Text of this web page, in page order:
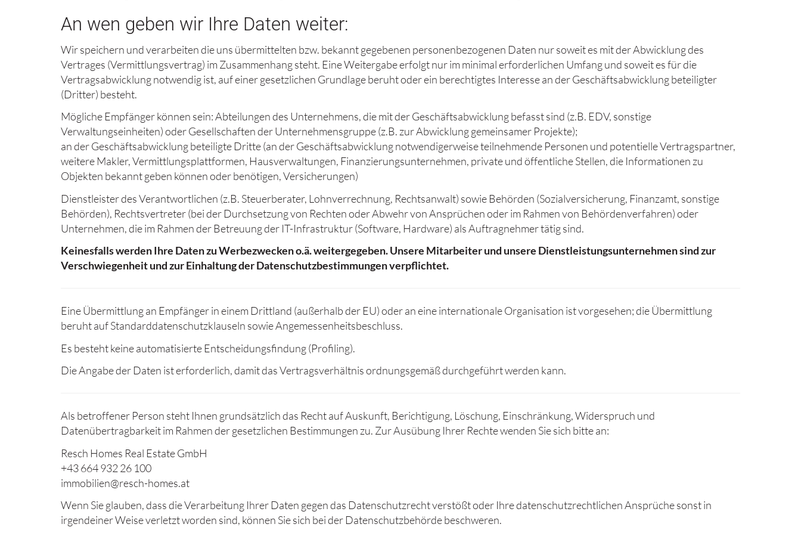
An wen geben wir Ihre Daten weiter:
Wir speichern und verarbeiten die uns übermittelten bzw. bekannt gegebenen personenbezogenen Daten nur soweit es mit der Abwicklung des
Vertrages (Vermittlungsvertrag) im Zusammenhang steht. Eine Weitergabe erfolgt nur im minimal erforderlichen Umfang und soweit es für die
Vertragsabwicklung notwendig ist, auf einer gesetzlichen Grundlage beruht oder ein berechtigtes Interesse an der Geschäftsabwicklung beteiligter
(Dritter) besteht.
Mögliche Empfänger können sein: Abteilungen des Unternehmens, die mit der Geschäftsabwicklung befasst sind (z.B. EDV, sonstige
Verwaltungseinheiten) oder Gesellschaften der Unternehmensgruppe (z.B. zur Abwicklung gemeinsamer Projekte);
an der Geschäftsabwicklung beteiligte Dritte (an der Geschäftsabwicklung notwendigerweise teilnehmende Personen und potentielle Vertragspartner,
weitere Makler, Vermittlungsplattformen, Hausverwaltungen, Finanzierungsunternehmen, private und öffentliche Stellen, die Informationen zu
Objekten bekannt geben können oder benötigen, Versicherungen)
Dienstleister des Verantwortlichen (z.B. Steuerberater, Lohnverrechnung, Rechtsanwalt) sowie Behörden (Sozialversicherung, Finanzamt, sonstige
Behörden), Rechtsvertreter (bei der Durchsetzung von Rechten oder Abwehr von Ansprüchen oder im Rahmen von Behördenverfahren) oder
Unternehmen, die im Rahmen der Betreuung der IT-Infrastruktur (Software, Hardware) als Auftragnehmer tätig sind.
Keinesfalls werden Ihre Daten zu Werbezwecken o.ä. weitergegeben. Unsere Mitarbeiter und unsere Dienstleistungsunternehmen sind zur
Verschwiegenheit und zur Einhaltung der Datenschutzbestimmungen verpflichtet.
Eine Übermittlung an Empfänger in einem Drittland (außerhalb der EU) oder an eine internationale Organisation ist vorgesehen; die Übermittlung
beruht auf Standarddatenschutzklauseln sowie Angemessenheitsbeschluss.
Es besteht keine automatisierte Entscheidungsfindung (Profiling).
Die Angabe der Daten ist erforderlich, damit das Vertragsverhältnis ordnungsgemäß durchgeführt werden kann.
Als betroffener Person steht Ihnen grundsätzlich das Recht auf Auskunft, Berichtigung, Löschung, Einschränkung, Widerspruch und
Datenübertragbarkeit im Rahmen der gesetzlichen Bestimmungen zu. Zur Ausübung Ihrer Rechte wenden Sie sich bitte an:
Resch Homes Real Estate GmbH
+43 664 932 26 100
immobilien@resch-homes.at
Wenn Sie glauben, dass die Verarbeitung Ihrer Daten gegen das Datenschutzrecht verstößt oder Ihre datenschutzrechtlichen Ansprüche sonst in
irgendeiner Weise verletzt worden sind, können Sie sich bei der Datenschutzbehörde beschweren.